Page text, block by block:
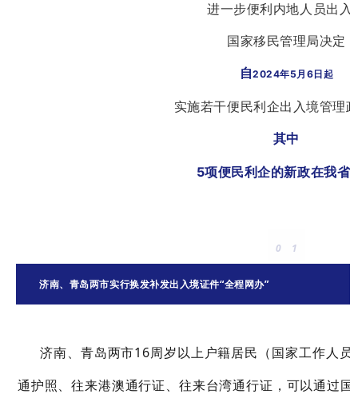
进一步便利内地人员出入
国家移民管理局决定
自2024年5月6日起
实施若干便民利企出入境管理
其中
5项便民利企的新政在我省
0 1
济南、青岛两市实行换发补发出入境证件“全程网办”
济南、青岛两市16周岁以上户籍居民（国家工作人
通护照、往来港澳通行证、往来台湾通行证，可以通过